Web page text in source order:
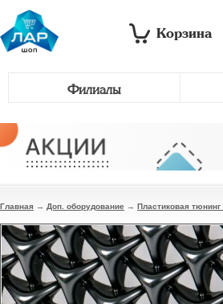
Корзина
Филиалы
Главная → Доп. оборудование → Пластиковая